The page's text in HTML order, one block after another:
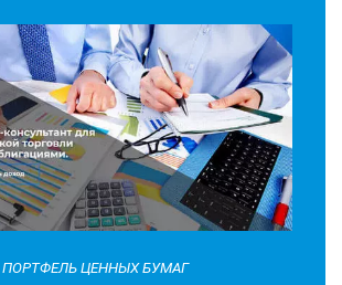
ПОРТФЕЛЬ ЦЕННЫХ БУМАГ